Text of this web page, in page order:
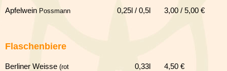
Apfelwein Possmann 0,25l / 0,5l 3,00 / 5,00 €
Flaschenbiere
Berliner Weisse (rot
0,33l 4,50 €